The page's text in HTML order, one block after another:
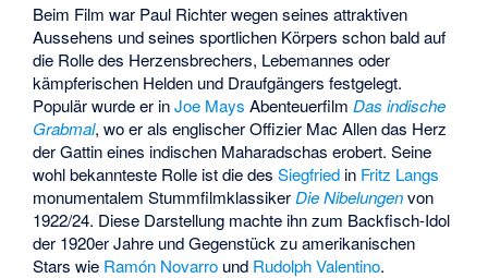
Beim Film war Paul Richter wegen seines attraktiven
Aussehens und seines sportlichen Körpers schon bald auf
die Rolle des Herzensbrechers, Lebemannes oder
kämpferischen Helden und Draufgängers festgelegt.
Populär wurde er inJoe Mays AbenteuerfilmDas indische
Grabmal, wo er als englischer Offizier Mac Allen das Herz
der Gattin eines indischen Maharadschas erobert. Seine
wohl bekannteste Rolle ist die desSiegfried in Fritz Langs
monumentalem StummfilmklassikerDie Nibelungenvon
1922/24. Diese Darstellung machte ihn zum Backfisch-Idol
der 1920er Jahre und Gegenstück zu amerikanischen
Stars wie Ramón Novarro und Rudolph Valentino.